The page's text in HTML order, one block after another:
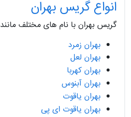
انواع گریس بهران
گریس بهران با نام های مختلف مانند
بهران زمرد
بهران لعل
بهران کهربا
بهران آبنوس
بهران یاقوت
بهران یاقوت ای پی